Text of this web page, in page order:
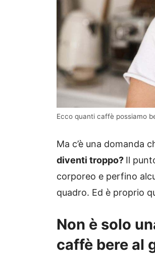
Ecco quanti caffè possiamo
Ma c’è una domanda
diventi troppo? Il
corporeo e perfino
quadro. Ed è proprio
Non è solo
caffè bere al